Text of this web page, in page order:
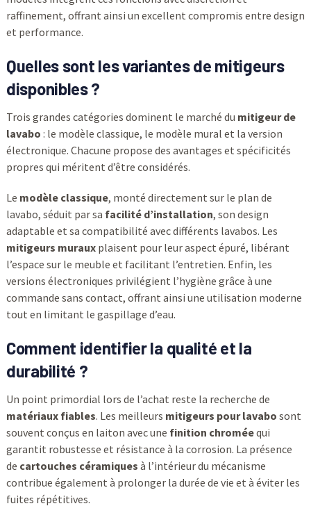
raffinement, offrant ainsi un excellent compromis entre design
et performance.
Quelles sont les variantes de mitigeurs
disponibles ?
Trois grandes catégories dominent le marché du mitigeur de
lavabo : le modèle classique, le modèle mural et la version
électronique. Chacune propose des avantages et spécificités
propres qui méritent d’être considérés.
Le modèle classique, monté directement sur le plan de
lavabo, séduit par sa facilité d’installation, son design
adaptable et sa compatibilité avec différents lavabos. Les
mitigeurs murauxplaisent pour leur aspect épuré, libérant
l’espace sur le meuble et facilitant l’entretien. Enfin, les
versions électroniques privilégient l’hygiène grâce à une
commande sans contact, offrant ainsi une utilisation moderne
tout en limitant le gaspillage d’eau.
Comment identifier la qualité et la
durabilité ?
Un point primordial lors de l’achat reste la recherche de
matériaux fiables. Les meilleurs mitigeurs pour lavabo sont
souvent conçus en laiton avec une finition chroméequi
garantit robustesse et résistance à la corrosion. La présence
de cartouches céramiques à l’intérieur du mécanisme
contribue également à prolonger la durée de vie et à éviter les
fuites répétitives.